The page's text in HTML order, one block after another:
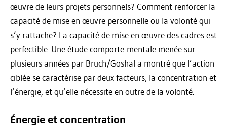
œuvre de leurs projets personnels? Comment renforcer la
capacité de mise en œuvre personnelle ou la volonté qui
s’y rattache? La capacité de mise en œuvre des cadres est
perfectible. Une étude comporte-mentale menée sur
plusieurs années par Bruch/Goshal a montré que l’action
ciblée se caractérise par deux facteurs, la concentration et
l’énergie, et qu’elle nécessite en outre de la volonté.
Énergie et concentration